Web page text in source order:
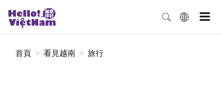
首頁 看見越南 旅行